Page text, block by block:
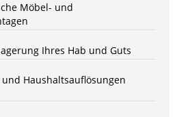
Möbel- und
Ihres Hab und Guts
Haushaltsauflösungen